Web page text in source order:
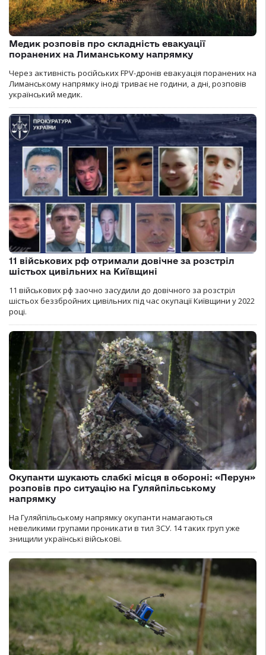
Медик розповів про складність евакуації
поранених на Лиманському напрямку
Через активність російських FPV-дронів евакуація поранених на
Лиманському напрямку іноді триває не години, а дні, розповів
український медик.
11 військових рф отримали довічне за розстріл
шістьох цивільних на Київщині
11 військових рф заочно засудили до довічного за розстріл
шістьох беззбройних цивільних під час окупації Київщини у 2022
році.
Окупанти шукають слабкі місця в обороні: «Перун»
розповів про ситуацію на Гуляйпільському
напрямку
На Гуляйпільському напрямку окупанти намагаються
невеликими групами проникати в тил ЗСУ. 14 таких груп уже
знищили українські військові.